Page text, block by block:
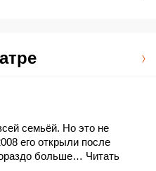
семьёй. Но это не
его открыли после
больше… Читать